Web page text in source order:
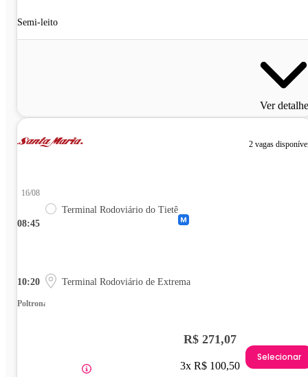
Semi-leito
Ver
2 vagas
08:45
16/08
Terminal Rodoviário do Tietê
10:20 Terminal Rodoviário de Extrema
Poltrona
R$ 271,07
3x R$ 100,50
Selecionar